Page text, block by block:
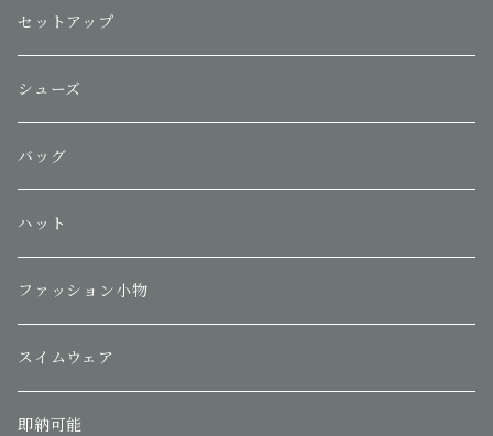
セットアップ
シューズ
バッグ
ハット
ファッション小物
スイムウェア
即納可能